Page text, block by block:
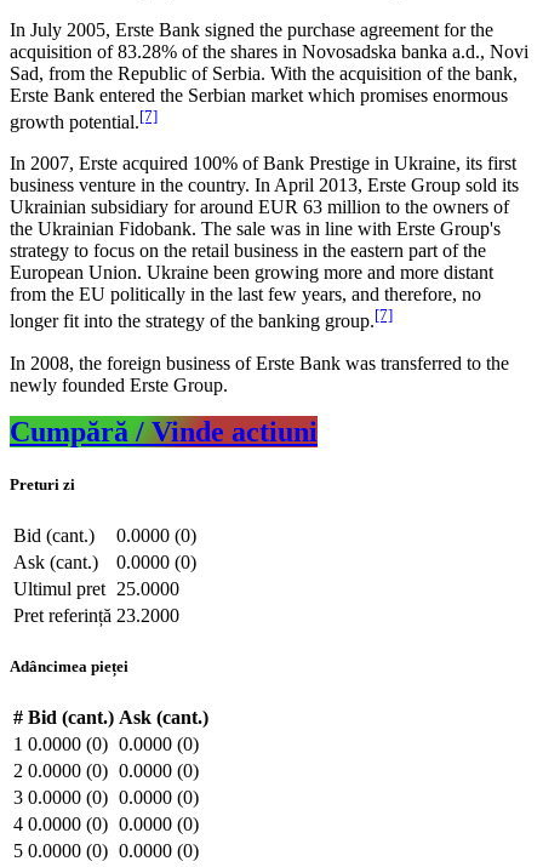
In July 2005, Erste Bank signed the purchase agreement for the
acquisition of 83.28% of the shares in Novosadska banka a.d., Novi
Sad, from the Republic of Serbia. With the acquisition of the bank,
Erste Bank entered the Serbian market which promises enormous
growth potential.[7]
In 2007, Erste acquired 100% of Bank Prestige in Ukraine, its first
business venture in the country. In April 2013, Erste Group sold its
Ukrainian subsidiary for around EUR 63 million to the owners of
the Ukrainian Fidobank. The sale was in line with Erste Group's
strategy to focus on the retail business in the eastern part of the
European Union. Ukraine been growing more and more distant
from the EU politically in the last few years, and therefore, no
longer fit into the strategy of the banking group.[7]
In 2008, the foreign business of Erste Bank was transferred to the
newly founded Erste Group.
Cumpără / Vinde actiuni
Preturi zi
Bid (cant.)
0.0000 (0)
Ask (cant.)
0.0000 (0)
Ultimul pret 25.0000
Pret referință 23.2000
Adâncimea pieței
# Bid (cant.) Ask (cant.)
1 0.0000 (0) 0.0000 (0)
2 0.0000 (0) 0.0000 (0)
3 0.0000 (0) 0.0000 (0)
4 0.0000 (0) 0.0000 (0)
5 0.0000 (0) 0.0000 (0)